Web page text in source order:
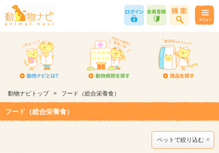
動物ナビトップ > フード（総合栄養食）
フード（総合栄養食）
ペットで絞り込む